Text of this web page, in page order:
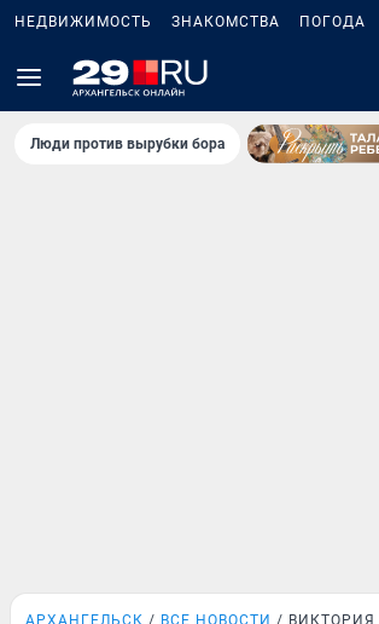
НЕДВИЖИМОСТЬ ЗНАКОМСТВА ПОГОДА
Люди против вырубки бора
АРХАНГЕЛЬСК ВСЕ НОВОСТИ ВИКТОРИЯ